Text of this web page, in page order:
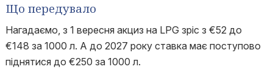
Що передувало
Нагадаємо, з 1 вересня акциз на LPG зріс з €52 до
€148 за 1000 л. А до 2027 року ставка має поступово
піднятися до €250 за 1000 л.